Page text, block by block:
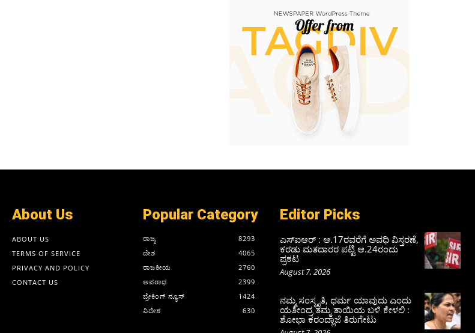
About Us
ABOUT US
TERMS OF SERVICE
PRIVACY AND POLICY
CONTACT US
Popular Category
ರಾಜ್ಯ
8293
ದೇಶ
4065
ರಾಜಕೀಯ
2760
ಅಪರಾಧ
2399
ಬ್ರೇಕಿಂಗ್ ನ್ಯೂಸ್
1424
ವಿದೇಶ
630
Editor Picks
ಎಸ್‌ಐಆರ್‌ : ಆ.17ರವರೆಗೆ ಅವಧಿ ವಿಸ್ತರಣೆ,
ಕರಡು ಮತದಾರರ ಪಟ್ಟಿ ಆ.24ರಂದು
ಪ್ರಕಟ
August 7, 2026
ನಮ್ಮ ಸಂಸ್ಕೃತಿ, ಧರ್ಮ ಯಾವುದು ಎಂದು
ಯತೀಂದ್ರ ತಮ್ಮ ತಾಯಿಯ ಬಳಿ ಕೇಳಲಿ :
ಶೋಭಾ ಕರಂದ್ಲಾಜೆ ತಿರುಗೇಟು